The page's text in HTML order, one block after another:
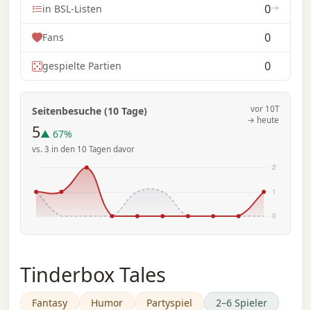
in BSL-Listen 0
Fans 0
gespielte Partien 0
Seitenbesuche (10 Tage)
5▲ 67%
vs. 3 in den 10 Tagen davor
vor 10T
→ heute
Tinderbox Tales
Fantasy Humor Partyspiel
2–6 Spieler